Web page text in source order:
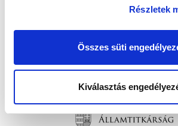
Részletek
Összes süti
Kiválasztás